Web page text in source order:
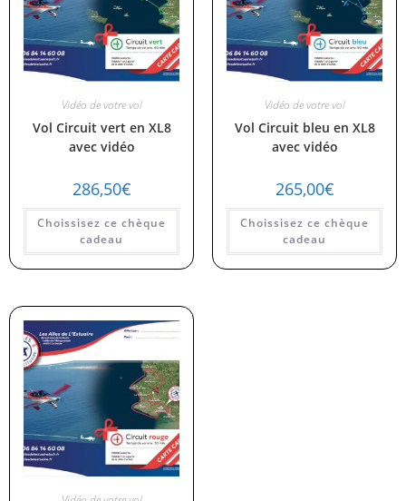
Vidéo de votre vol
Vol Circuit vert en XL8
avec vidéo
286,50€
Choissisez ce chèque
cadeau
Vidéo de votre vol
Vol Circuit bleu en XL8
avec vidéo
265,00€
Choissisez ce chèque
cadeau